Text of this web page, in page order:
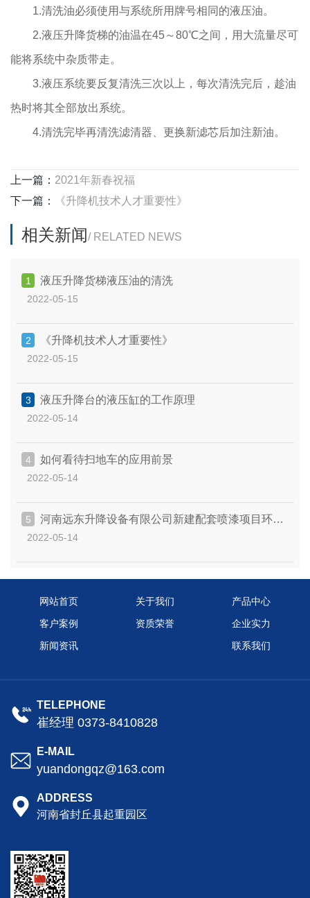
1.清洗油必须使用与系统所用牌号相同的液压油。
2.液压升降货梯的油温在45～80℃之间，用大流量尽可
能将系统中杂质带走。
3.液压系统要反复清洗三次以上，每次清洗完后，趁油
热时将其全部放出系统。
4.清洗完毕再清洗滤清器、更换新滤芯后加注新油。
上一篇： 2021年新春祝福
下一篇：
《升降机技术人才重要性》
相关新闻/ RELATED NEWS
1 液压升降货梯液压油的清洗
2022-05-15
2 《升降机技术人才重要性》
2022-05-15
3 液压升降台的液压缸的工作原理
2022-05-14
4 如何看待扫地车的应用前景
2022-05-14
5
河南远东升降设备有限公司新建配套喷漆项目环境
保护
2022-05-14
网站首页 关于我们 产品中心
客户案例 资质荣誉 企业实力
新闻资讯 联系我们
TELEPHONE
崔经理 0373-8410828
E-MAIL
yuandongqz@163.com
ADDRESS
河南省封丘县起重园区